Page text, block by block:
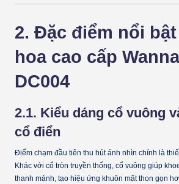
2. Đặc điểm nổi
hoa cao cấp
DC004
2.1. Kiểu dáng cổ vuông
cổ điển
Điểm chạm đầu tiên thu hút ánh nhìn chính là
Khác với cổ tròn truyền thống, cổ vuông giúp
thanh mảnh, tạo hiệu ứng khuôn mặt thon gọn